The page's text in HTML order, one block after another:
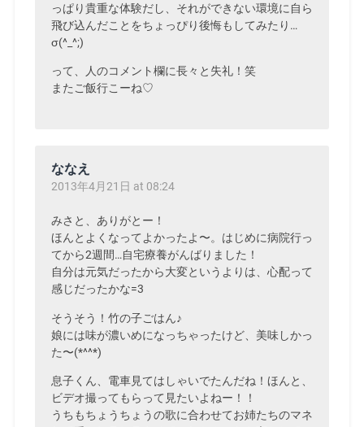
っぱり貴重な体験だし、それができない環境に自ら
飛び込んだことをちょっぴり後悔もしてみたり…
σ(^_^;)
って、人のコメント欄に長々と失礼！笑
またご飯行こーね♡
ななえ
2013年4月21日 at 08:24
みさと、ありがとー！
ほんとよくなってよかったよ〜。はじめに病院行っ
てから2週間…自宅療養がんばりました！
自分は元気だったから大変というよりは、心配って
感じだったかな=3
そうそう！竹の子ごはん♪
娘には味が濃いめになっちゃったけど、美味しかっ
た〜(*^^*)
息子くん、電車見てはしゃいでたんだね！ほんと、
ビデオ撮ってもらって見たいよねー！！
うちもちょうちょうの歌に合わせてお姉たちのマネ